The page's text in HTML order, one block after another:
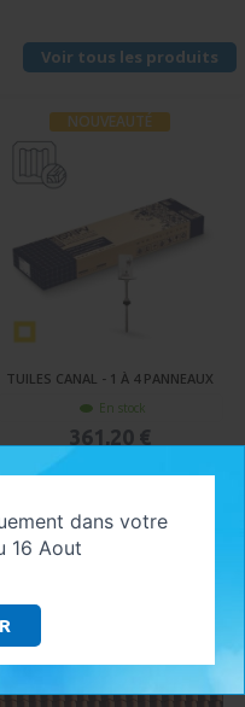
Voir tous les produits
NOUVEAUTÉ
TUILES CANAL - 1 À 4 PANNEAUX
En stock
361,20 €
AJOUTER AU PANIER
dans votre
16 Aout